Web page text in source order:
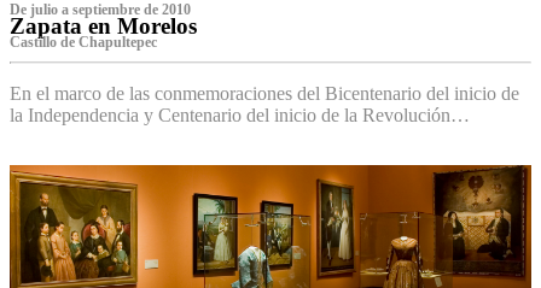
De julio a septiembre de 2010
Zapata en Morelos
Castillo de Chapultepec
En el marco de las conmemoraciones del Bicentenario del inicio de
la Independencia y Centenario del inicio de la Revolución…